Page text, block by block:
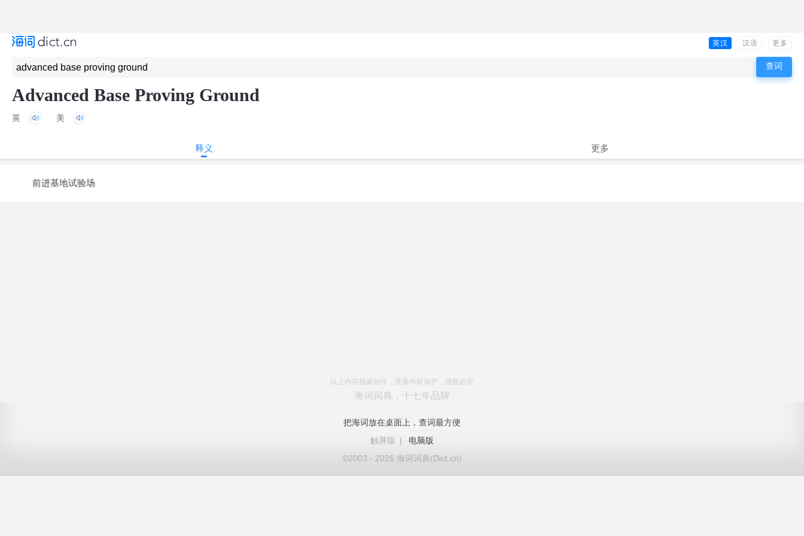
英汉 汉语 更多
Advanced Base Proving Ground
英 美
释义 更多
前进基地试验场
以上内容独家创作，受著作权保护，侵权必究
海词词典，十七年品牌
把海词放在桌面上，查词最方便
触屏版
|
电脑版
©2003 - 2026 海词词典(Dict.cn)